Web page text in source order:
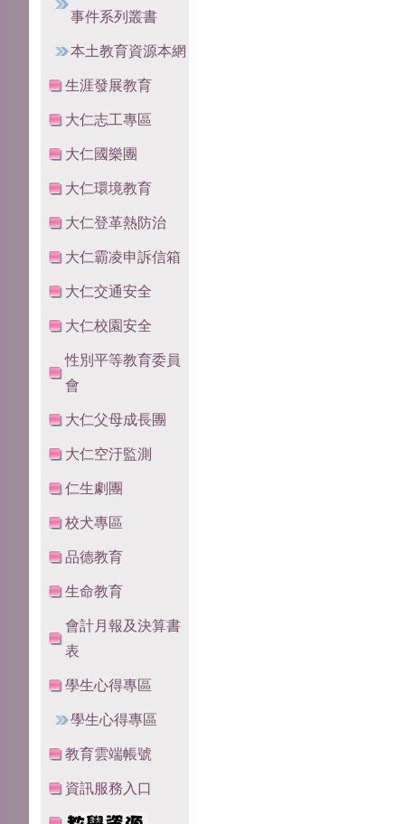
事件系列叢書
本土教育資源本網
生涯發展教育
大仁志工專區
大仁國樂團
大仁環境教育
大仁登革熱防治
大仁霸凌申訴信箱
大仁交通安全
大仁校園安全
性別平等教育委員
會
大仁父母成長團
大仁空汙監測
仁生劇團
校犬專區
品德教育
生命教育
會計月報及決算書
表
學生心得專區
學生心得專區
教育雲端帳號
資訊服務入口